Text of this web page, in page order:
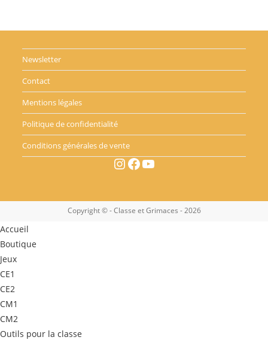
Newsletter
Contact
Mentions légales
Politique de confidentialité
Conditions générales de vente
Instagram Facebook YouTube
Copyright © - Classe et Grimaces - 2026
Accueil
Boutique
Jeux
CE1
CE2
CM1
CM2
Outils pour la classe